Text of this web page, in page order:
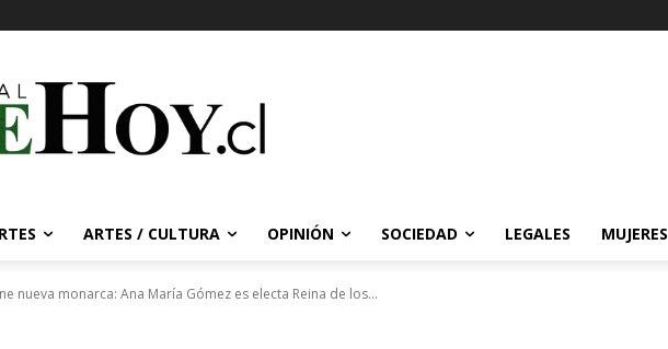
ARTES / CULTURA OPINIÓN SOCIEDAD LEGALES MUJERES
nueva monarca: Ana María Gómez es electa Reina de los...